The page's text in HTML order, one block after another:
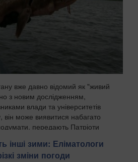
вже давно відомий як "живий
з новим дослідженням,
влади та університетів
він може виявитися набагато
передають Патріоти
інші зими: Еліматологи
зміни погоди